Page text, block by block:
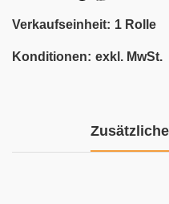
Verkaufseinheit: 1 Rolle
Konditionen: exkl. MwSt.